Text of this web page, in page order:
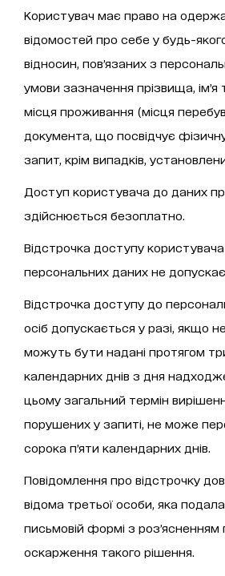
Користувач має право на
відомостей про себе у будь-
відносин, пов’язаних з
умови зазначення прізвища, ім’я
місця проживання (місця
документа, що посвідчує
запит, крім випадків,
Доступ користувача до даних
здійснюється безоплатно.
Відстрочка доступу користувача
персональних даних не
Відстрочка доступу до
осіб допускається у разі, якщо
можуть бути надані протягом
календарних днів з дня
цьому загальний термін
порушених у запиті, не може
сорока п’яти календарних днів.
Повідомлення про відстрочку
відома третьої особи, яка
письмовій формі з роз’ясненням
оскарження такого рішення.